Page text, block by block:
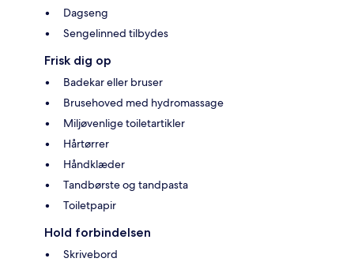
Dagseng
Sengelinned tilbydes
Frisk dig op
Badekar eller bruser
Brusehoved med hydromassage
Miljøvenlige toiletartikler
Hårtørrer
Håndklæder
Tandbørste og tandpasta
Toiletpapir
Hold forbindelsen
Skrivebord